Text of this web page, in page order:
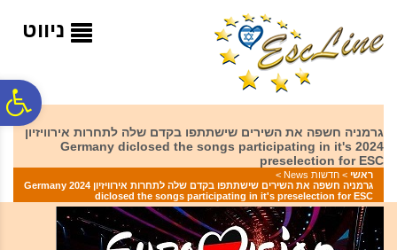
המרכזי
ניווט
גרמניה חשפה את השירים שישתתפו בקדם שלה לתחרות אירוויזיון
2024 Germany diclosed the songs participating in it's
preselection for ESC
ראשי > חדשות News
>
גרמניה חשפה את השירים שישתתפו בקדם שלה לתחרות אירוויזיון 2024 Germany
diclosed the songs participating in it's preselection for ESC